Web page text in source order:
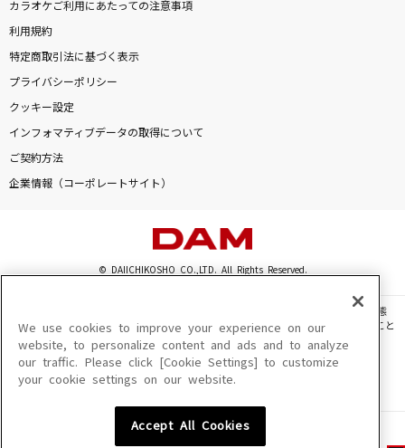
カラオケご利用にあたっての注意事項
利用規約
特定商取引法に基づく表示
プライバシーポリシー
クッキー設定
インフォマティブデータの取得について
ご契約方法
企業情報（コーポレートサイト）
© DAIICHIKOSHO CO.,LTD. All Rights Reserved.
このサイトに掲載されている一切の文章・画像・写真・動画・音声等を、手段や形態
を問わず、著作権法の定める範囲を超えて無断で複製、転載、ファイル化などすること
を禁じます。
楽曲及びコンテンツは、機種によりご利用いただけない場合があります。
楽曲及びコンテンツの配信日、配信内容が変更になる場合があります。
We use cookies to improve your experience on our
website, to personalize content and ads and to analyze
our traffic. Please click [Cookie Settings] to customize
your cookie settings on our website.
Accept All Cookies